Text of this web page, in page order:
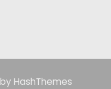
by HashThemes